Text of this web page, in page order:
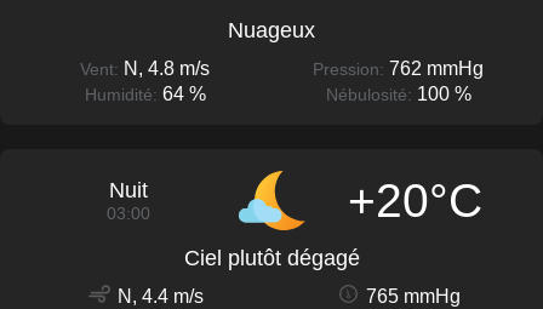
Nuageux
Vent: N, 4.8 m/s Pression: 762 mmHg
Humidité: 64 % Nébulosité: 100 %
Nuit
03:00 +20°C
Ciel plutôt dégagé
N, 4.4 m/s
765 mmHg